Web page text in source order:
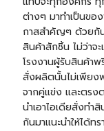
ต่างๆ มาทำเป็นของ
กาสสำคัญๆ ด้วยกั
สินค้าสักชิ้น ไม่ว่าจะ
โรงงานผู้รับสินค้าพ
สั่งผลิตนั้นไม่เพียง
จากคู่แข่ง และตรง
นำเอาไอเดียสั่งทำ
กันมาแนะนำให้ได้ท